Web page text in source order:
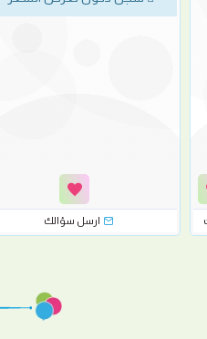
ارسل سؤالك